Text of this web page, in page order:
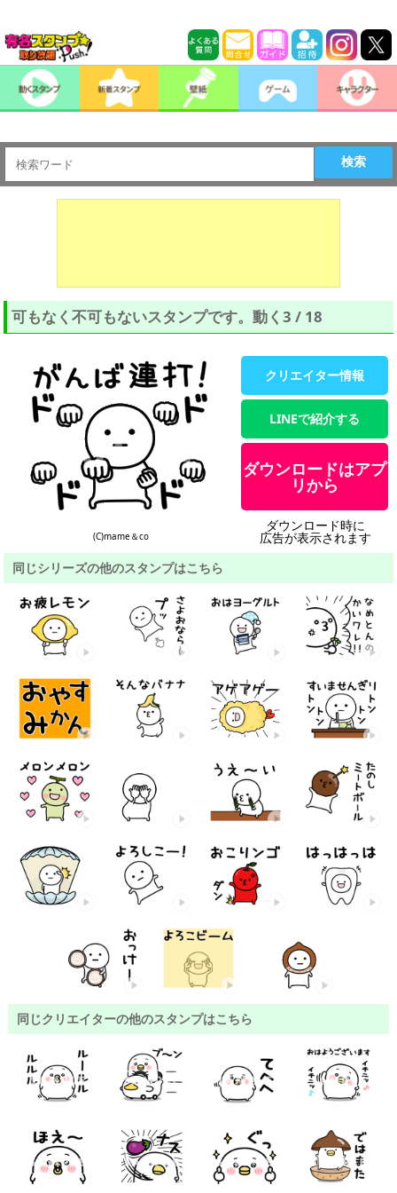
検索
可もなく不可もないスタンプです。動く3 / 18
(C)mame＆co
クリエイター情報
LINEで紹介する
ダウンロードはアプ
リから
ダウンロード時に
広告が表示されます
同じシリーズの他のスタンプはこちら
同じクリエイターの他のスタンプはこちら